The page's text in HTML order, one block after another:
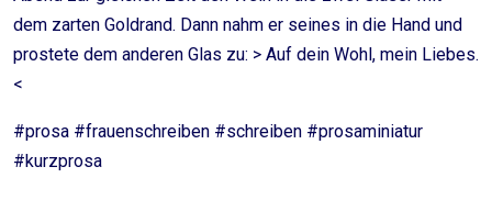
dem zarten Goldrand. Dann nahm er seines in die Hand und
prostete dem anderen Glas zu: > Auf dein Wohl, mein Liebes.
<
#prosa #frauenschreiben #schreiben #prosaminiatur
#kurzprosa